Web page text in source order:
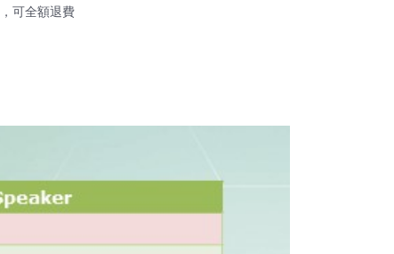
可全額退費